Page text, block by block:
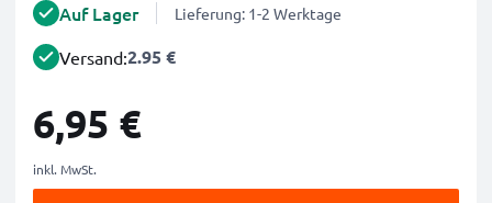
Auf Lager Lieferung: 1-2 Werktage
Versand:2.95 €
6,95 €
inkl. MwSt.